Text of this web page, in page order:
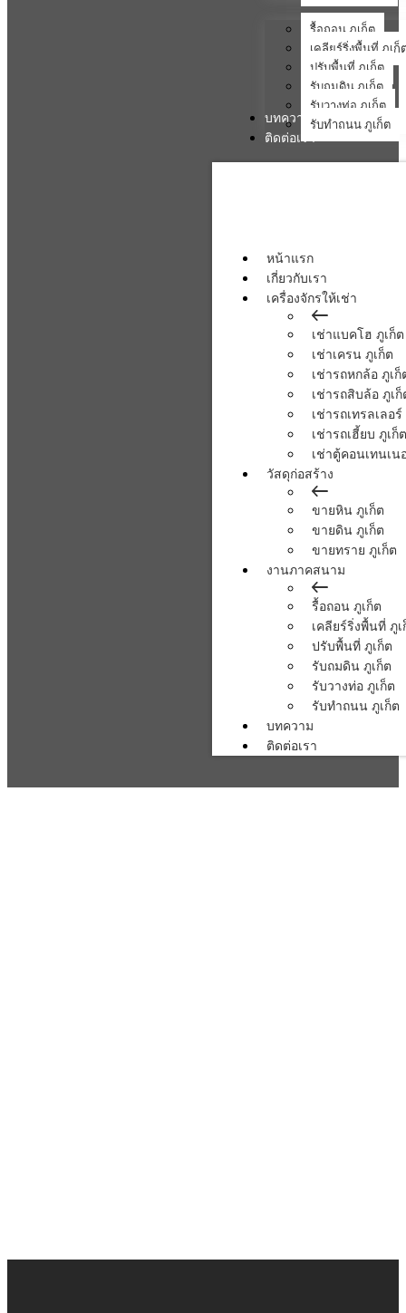
รื้อถอน ภูเก็ต
เคลียร์ริ่งพื้นที่ ภูเก็
ปรับพื้นที่ ภูเก็ต
รับถมดิน ภูเก็ต
รับวางท่อ ภูเก็ต
รับทำถนน ภูเก็ต
บทความ
ติดต่อเรา
หน้าแรก
เกี่ยวกับเรา
เครื่องจักรให้เช่า
เช่าแบคโฮ ภูเก็ต
เช่าเครน ภูเก็ต
เช่ารถหกล้อ ภูเก็
เช่ารถสิบล้อ ภูเ
เช่ารถเทรลเลอ
เช่ารถเฮี้ยบ ภูเก็ต
เช่าตู้คอนเทนเน
วัสดุก่อสร้าง
ขายหิน ภูเก็ต
ขายดิน ภูเก็ต
ขายทราย ภูเก็ต
งานภาคสนาม
รื้อถอน ภูเก็ต
เคลียร์ริ่งพื้นที่ ภู
ปรับพื้นที่ ภูเก็ต
รับถมดิน ภูเก็ต
รับวางท่อ ภูเก็ต
รับทำถนน ภูเก็ต
บทความ
ติดต่อเรา